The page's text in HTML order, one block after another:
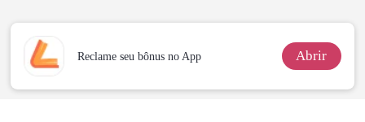
Reclame seu bônus no App Abrir